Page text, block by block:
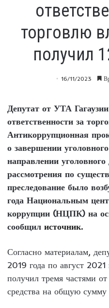
торговлю
получил
16/11/2023
Депутат от УТА
ответственности за
Антикоррупционная
о завершении
направлении
рассмотрения по
преследование было
года Национальным
коррупции (НЦПК) на
сообщил источник.
Согласно материалам,
2019 года по август 2021
получил тремя частями
средства на общую